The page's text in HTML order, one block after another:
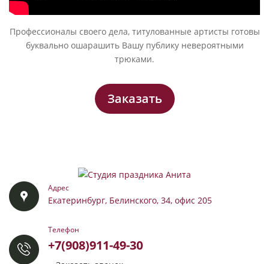
Профессионалы своего дела, титулованные артисты готовы
буквально ошарашить Вашу публику невероятными
трюками.
Заказать
Адрес
Екатеринбург, Белинского, 34, офис 205
Телефон
+7(908)911-49-30